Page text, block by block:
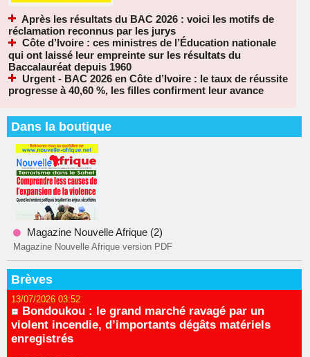
Après les résultats du BAC 2026 : voici les motifs de
réclamation reconnus par les jurys
Côte d’Ivoire : ces ministres de l’Éducation nationale
qui ont laissé leur empreinte sur les résultats du
Baccalauréat depuis 1960
Urgent - BAC 2026 en Côte d’Ivoire : le taux de réussite
progresse à 40,60 %, les filles confirment leur avance
Dans la boutique
Magazine Nouvelle Afrique (2)
Magazine Nouvelle Afrique version PDF
Brèves
13/07/2026 03:52
Bondoukou : le grand marché ravagé par un
violent incendie, d’importants dégâts matériels
enregistrés